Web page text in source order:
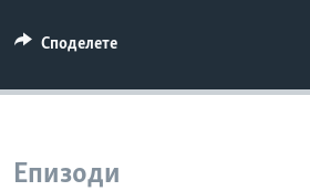
Споделете
Епизоди